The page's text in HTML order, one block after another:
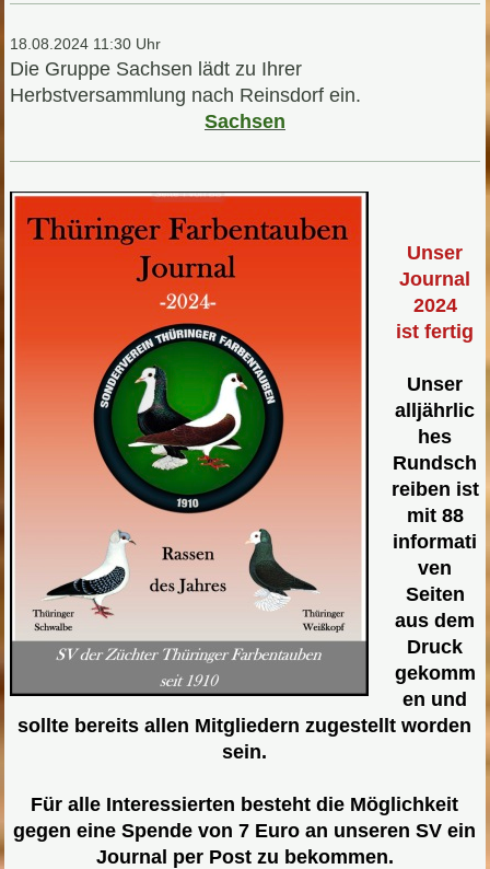
18.08.2024 11:30 Uhr
Die Gruppe Sachsen lädt zu Ihrer
Herbstversammlung nach Reinsdorf ein.
Sachsen
Unser
Journal
2024
ist fertig
Unser
alljährlic
hes
Rundsch
reiben ist
mit 88
informati
ven
Seiten
aus dem
Druck
gekomm
en und
sollte bereits allen Mitgliedern zugestellt worden
sein.
Für alle Interessierten besteht die Möglichkeit
gegen eine Spende von 7 Euro an unseren SV ein
Journal per Post zu bekommen.